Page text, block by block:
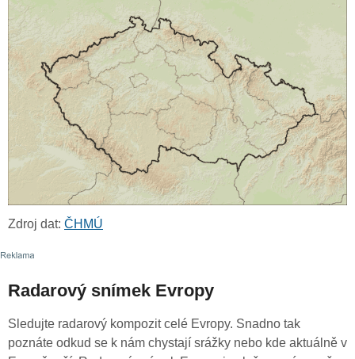
Zdroj dat: ČHMÚ
Radarový snímek Evropy
Sledujte radarový kompozit celé Evropy. Snadno tak
poznáte odkud se k nám chystají srážky nebo kde aktuálně v